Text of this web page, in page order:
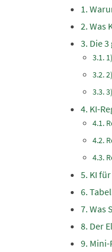
Was
Die
KI-
KI
Was
Der
Mini-